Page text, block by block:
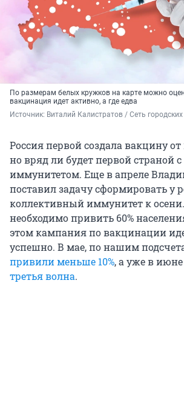
По размерам белых кружков на карте можно
вакцинация идет активно, а где едва
Источник: Виталий Калистратов / Сеть
Россия первой создала вакцину
но вряд ли будет первой страной
иммунитетом. Еще в апреле
поставил задачу сформировать у
коллективный иммунитет к
необходимо привить 60%
этом кампания по вакцинации
успешно. В мае, по нашим
привили меньше 10%, а уже в июне
третья волна.